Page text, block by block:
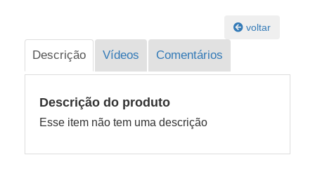
voltar
Descrição Vídeos Comentários
Descrição do produto
Esse item não tem uma descrição